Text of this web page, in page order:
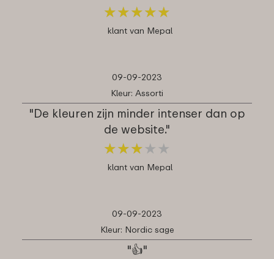
★★★★★
★★★★★
klant van Mepal
09-09-2023
Kleur: Assorti
"De kleuren zijn minder intenser dan op
de website."
★★★ ★ ★
★★★ ★ ★
klant van Mepal
09-09-2023
Kleur: Nordic sage
"👍"